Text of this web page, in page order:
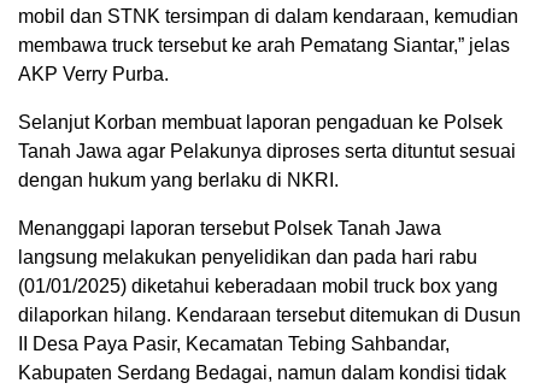
mobil dan STNK tersimpan di dalam kendaraan, kemudian
membawa truck tersebut ke arah Pematang Siantar,” jelas
AKP Verry Purba.
Selanjut Korban membuat laporan pengaduan ke Polsek
Tanah Jawa agar Pelakunya diproses serta dituntut sesuai
dengan hukum yang berlaku di NKRI.
Menanggapi laporan tersebut Polsek Tanah Jawa
langsung melakukan penyelidikan dan pada hari rabu
(01/01/2025) diketahui keberadaan mobil truck box yang
dilaporkan hilang. Kendaraan tersebut ditemukan di Dusun
II Desa Paya Pasir, Kecamatan Tebing Sahbandar,
Kabupaten Serdang Bedagai, namun dalam kondisi tidak